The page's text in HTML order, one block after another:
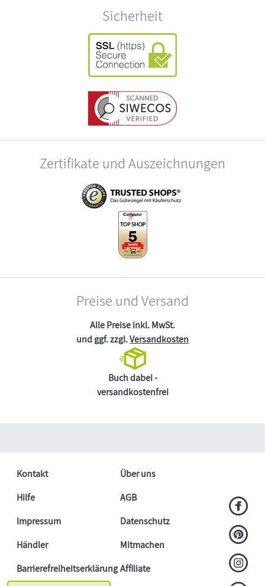
Sicherheit
Zertifikate und Auszeichnungen
Preise und Versand
Alle Preise inkl. MwSt.
und ggf. zzgl.Versandkosten
Buch dabei -
versandkostenfrei
Kontakt
Über uns
Hilfe
AGB
Impressum
Datenschutz
Händler
Mitmachen
BarrierefreiheitserklärungAffiliate